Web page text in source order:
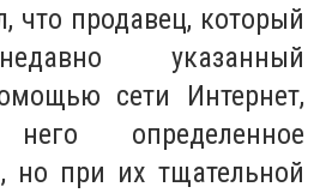
что продавец, который
указанный
сети Интернет,
определенное
но при их тщательной